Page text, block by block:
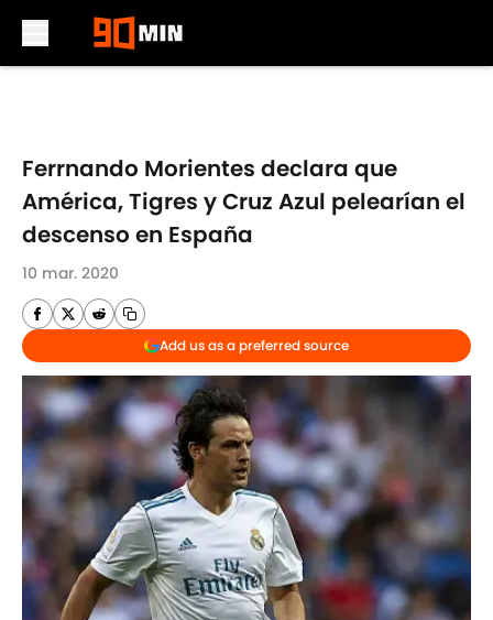
Ferrnando Morientes declara que
América, Tigres y Cruz Azul pelearían el
descenso en España
10 mar. 2020
Add us as a preferred source